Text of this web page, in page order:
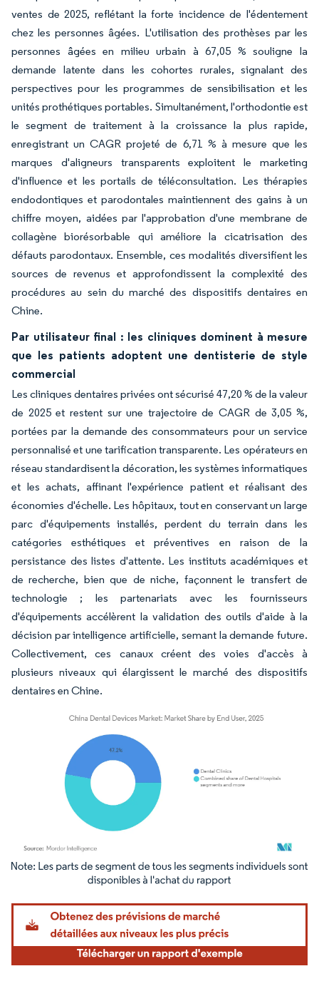
ventes de 2025, reflétant la forte incidence de l'édentement
chez les personnes âgées. L'utilisation des prothèses par les
personnes âgées en milieu urbain à 67,05 % souligne la
demande latente dans les cohortes rurales, signalant des
perspectives pour les programmes de sensibilisation et les
unités prothétiques portables. Simultanément, l'orthodontie est
le segment de traitement à la croissance la plus rapide,
enregistrant un CAGR projeté de 6,71 % à mesure que les
marques d'aligneurs transparents exploitent le marketing
d'influence et les portails de téléconsultation. Les thérapies
endodontiques et parodontales maintiennent des gains à un
chiffre moyen, aidées par l'approbation d'une membrane de
collagène biorésorbable qui améliore la cicatrisation des
défauts parodontaux. Ensemble, ces modalités diversifient les
sources de revenus et approfondissent la complexité des
procédures au sein du marché des dispositifs dentaires en
Chine.
Par utilisateur final : les cliniques dominent à mesure
que les patients adoptent une dentisterie de style
commercial
Les cliniques dentaires privées ont sécurisé 47,20 % de la valeur
de 2025 et restent sur une trajectoire de CAGR de 3,05 %,
portées par la demande des consommateurs pour un service
personnalisé et une tarification transparente. Les opérateurs en
réseau standardisent la décoration, les systèmes informatiques
et les achats, affinant l'expérience patient et réalisant des
économies d'échelle. Les hôpitaux, tout en conservant un large
parc d'équipements installés, perdent du terrain dans les
catégories esthétiques et préventives en raison de la
persistance des listes d'attente. Les instituts académiques et
de recherche, bien que de niche, façonnent le transfert de
technologie ; les partenariats avec les fournisseurs
d'équipements accélèrent la validation des outils d'aide à la
décision par intelligence artificielle, semant la demande future.
Collectivement, ces canaux créent des voies d'accès à
plusieurs niveaux qui élargissent le marché des dispositifs
dentaires en Chine.
Image © Mordor Intelligence. La réutilisation nécessite une attribution sous CC BY